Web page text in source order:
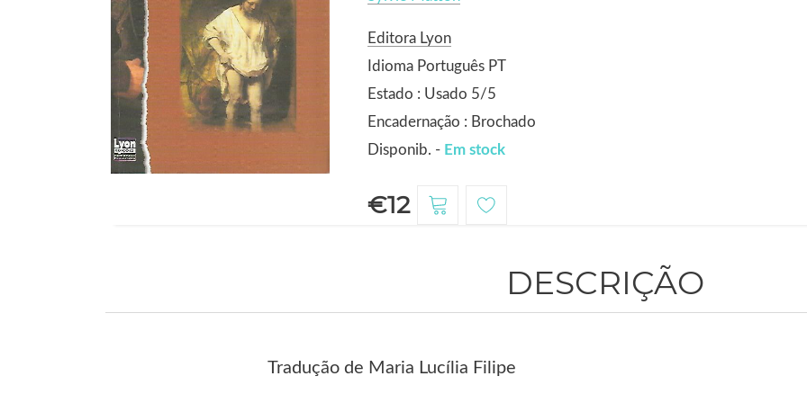
Editora Lyon
Idioma Português PT
Estado : Usado 5/5
Encadernação : Brochado
Disponib. - Em stock
€12
DESCRIÇÃO
Tradução de Maria Lucília Filipe